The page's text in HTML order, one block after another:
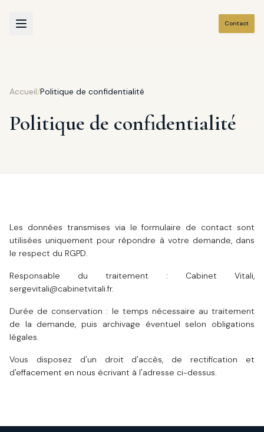
Contact
Accueil/Politique de confidentialité
Politique de confidentialité
Les données transmises via le formulaire de contact sont
utilisées uniquement pour répondre à votre demande, dans
le respect du RGPD.
Responsable du traitement : Cabinet Vitali,
sergevitali@cabinetvitali.fr.
Durée de conservation : le temps nécessaire au traitement
de la demande, puis archivage éventuel selon obligations
légales.
Vous disposez d'un droit d'accès, de rectification et
d'effacement en nous écrivant à l'adresse ci-dessus.